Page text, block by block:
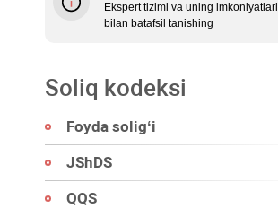
Ekspert tizimi va uning imkoniyatlari
bilan batafsil tanishing
Soliq kodeksi
Foyda soligʻi
JShDS
QQS